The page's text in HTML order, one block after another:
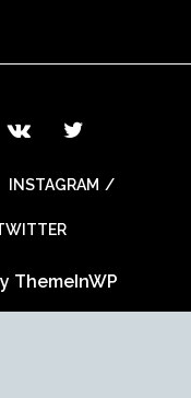
INSTAGRAM
ThemeInWP